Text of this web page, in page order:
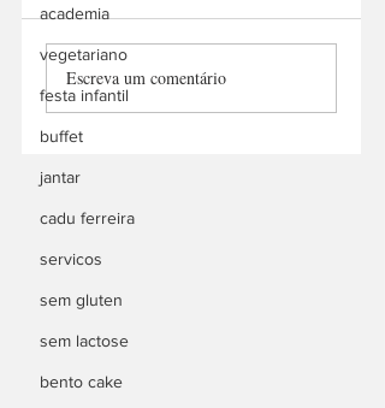
academia
vegetariano
festa infantil
buffet
jantar
cadu ferreira
servicos
sem gluten
sem lactose
bento cake
Manu Churros
Delivery
Escreva um comentário